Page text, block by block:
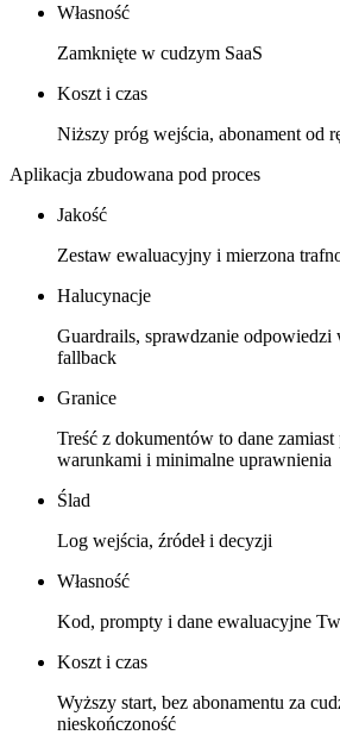
Własność
Zamknięte w cudzym SaaS
Koszt i czas
Niższy próg wejścia, abonament od
Aplikacja zbudowana pod proces
Jakość
Zestaw ewaluacyjny i mierzona
Halucynacje
Guardrails, sprawdzanie odpowiedzi
fallback
Granice
Treść z dokumentów to dane
warunkami i minimalne uprawnienia
Ślad
Log wejścia, źródeł i decyzji
Własność
Kod, prompty i dane ewaluacyjne
Koszt i czas
Wyższy start, bez abonamentu za
nieskończoność